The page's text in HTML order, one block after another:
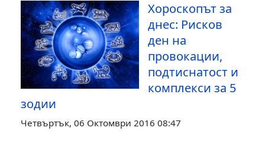
Хороскопът за
днес: Рисков
ден на
провокации,
подтиснатост и
комплекси за 5
зодии
Четвъртък, 06 Октомври 2016 08:47